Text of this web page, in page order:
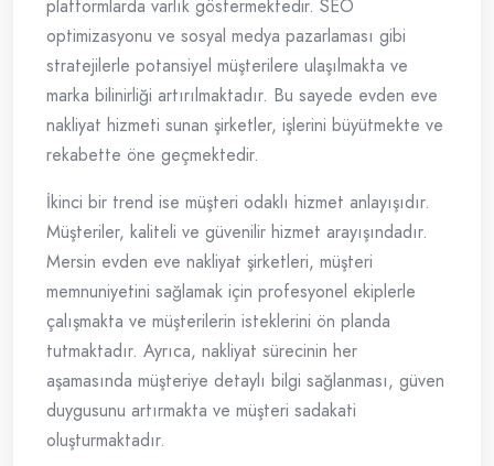
platformlarda varlık göstermektedir. SEO
optimizasyonu ve sosyal medya pazarlaması gibi
stratejilerle potansiyel müşterilere ulaşılmakta ve
marka bilinirliği artırılmaktadır. Bu sayede evden eve
nakliyat hizmeti sunan şirketler, işlerini büyütmekte ve
rekabette öne geçmektedir.
İkinci bir trend ise müşteri odaklı hizmet anlayışıdır.
Müşteriler, kaliteli ve güvenilir hizmet arayışındadır.
Mersin evden eve nakliyat şirketleri, müşteri
memnuniyetini sağlamak için profesyonel ekiplerle
çalışmakta ve müşterilerin isteklerini ön planda
tutmaktadır. Ayrıca, nakliyat sürecinin her
aşamasında müşteriye detaylı bilgi sağlanması, güven
duygusunu artırmakta ve müşteri sadakati
oluşturmaktadır.